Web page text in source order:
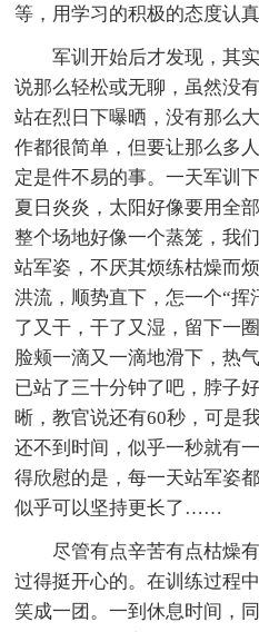
等，用学习的积极的态度认
军训开始后才发现，其
说那么轻松或无聊，虽然没
站在烈日下曝晒，没有那么
作都很简单，但要让那么多
定是件不易的事。一天军训
夏日炎炎，太阳好像要用全
整个场地好像一个蒸笼，我
站军姿，不厌其烦练枯燥而
洪流，顺势直下，怎一个“
了又干，干了又湿，留下一
脸颊一滴又一滴地滑下，热
已站了三十分钟了吧，脖子
晰，教官说还有60秒，可是
还不到时间，似乎一秒就有
得欣慰的是，每一天站军姿
似乎可以坚持更长了……
尽管有点辛苦有点枯燥
过得挺开心的。在训练过程
笑成一团。一到休息时间，